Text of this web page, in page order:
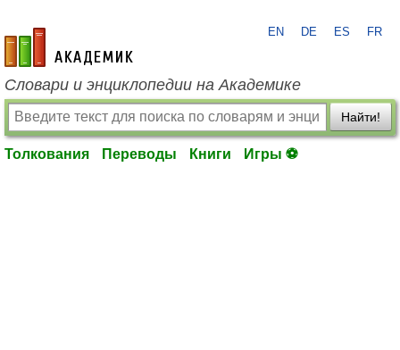
academic.ru
EN DE ES FR
Словари и энциклопедии на Академике
Найти!
Толкования Переводы Книги Игры ⚽